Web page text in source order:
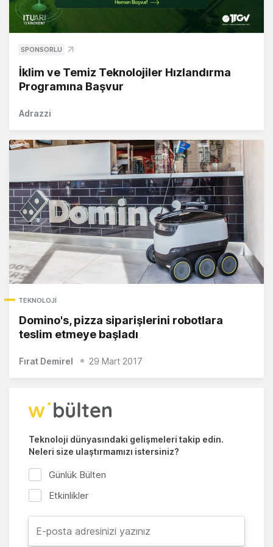
SPONSORLU
İklim ve Temiz Teknolojiler Hızlandırma
Programına Başvur
Adrazzi
TEKNOLOJI
Domino's, pizza siparişlerini robotlara
teslim etmeye başladı
Fırat Demirel 29 Mart 2017
Teknoloji dünyasındaki gelişmeleri takip edin.
Neleri size ulaştırmamızı istersiniz?
Günlük Bülten
Etkinlikler